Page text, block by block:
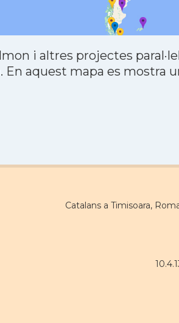
i altres projectes
En aquest mapa es mostra
Catalans a Timisoara,